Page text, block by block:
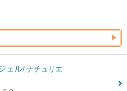
ェル/ ナチュリエ